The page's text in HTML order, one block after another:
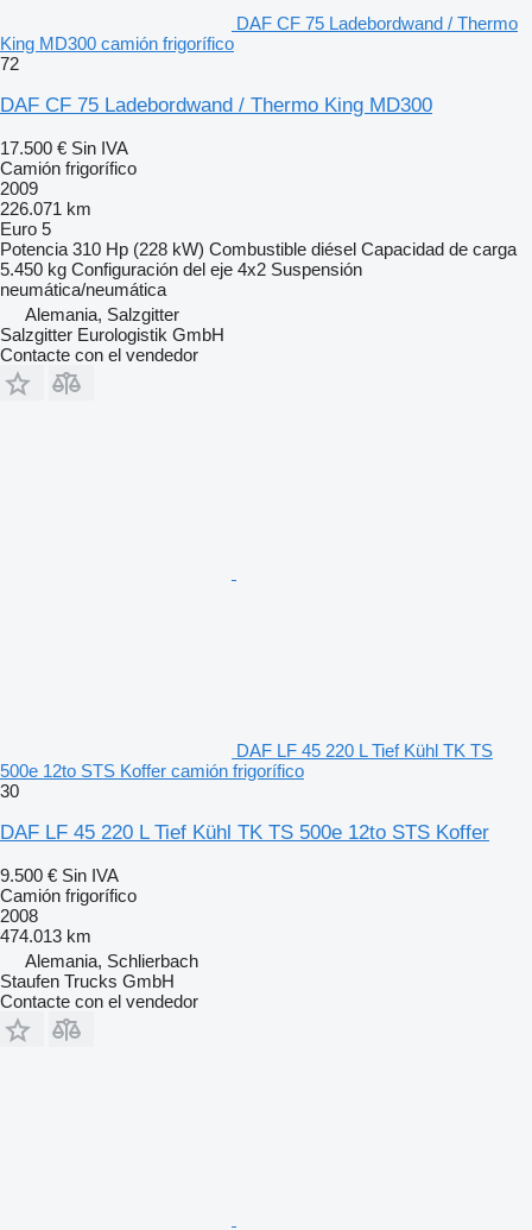
DAF CF 75 Ladebordwand / Thermo
King MD300 camión frigorífico
72
DAF CF 75 Ladebordwand / Thermo King MD300
17.500 € Sin IVA
Camión frigorífico
2009
226.071 km
Euro 5
Potencia 310 Hp (228 kW) Combustible diésel Capacidad de carga
5.450 kg Configuración del eje 4x2 Suspensión
neumática/neumática
Alemania, Salzgitter
Salzgitter Eurologistik GmbH
Contacte con el vendedor
DAF LF 45 220 L Tief Kühl TK TS
500e 12to STS Koffer camión frigorífico
30
DAF LF 45 220 L Tief Kühl TK TS 500e 12to STS Koffer
9.500 € Sin IVA
Camión frigorífico
2008
474.013 km
Alemania, Schlierbach
Staufen Trucks GmbH
Contacte con el vendedor